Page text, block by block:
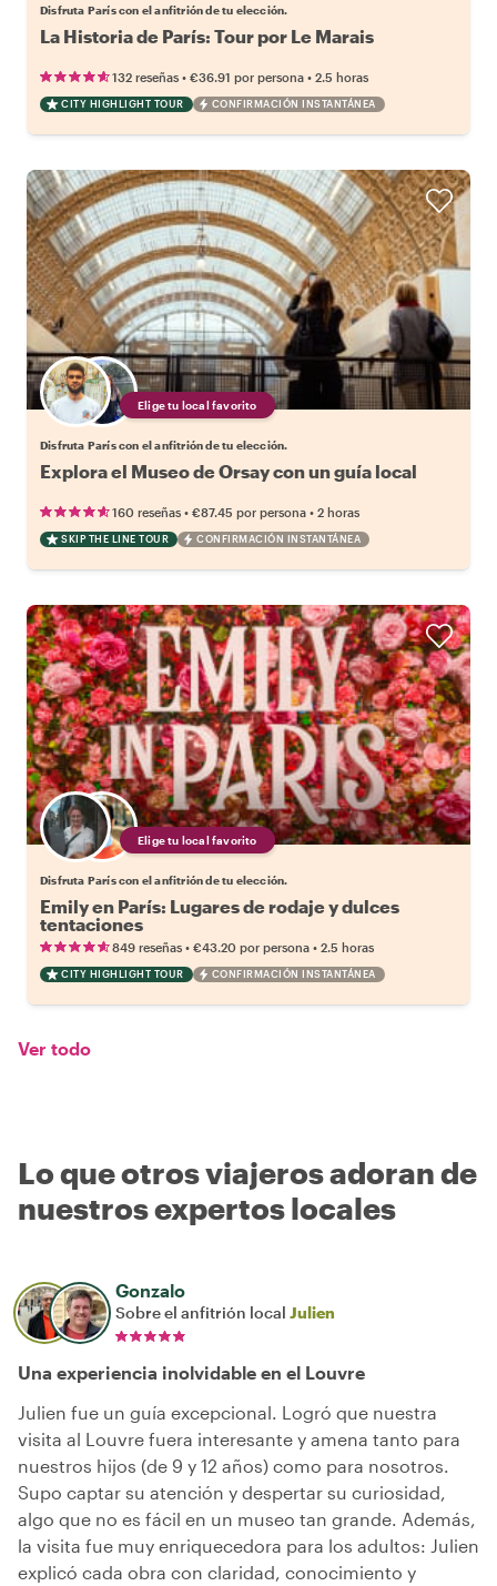
Disfruta París con el anfitrión de tu elección.
La Historia de París: Tour por Le Marais
132 reseñas • €36.91 por persona • 2.5 horas
CITY HIGHLIGHT TOUR CONFIRMACIÓN INSTANTÁNEA
Elige tu local favorito
Disfruta París con el anfitrión de tu elección.
Explora el Museo de Orsay con un guía local
160 reseñas • €87.45 por persona • 2 horas
SKIP THE LINE TOUR CONFIRMACIÓN INSTANTÁNEA
Elige tu local favorito
Disfruta París con el anfitrión de tu elección.
Emily en París: Lugares de rodaje y dulces
tentaciones
849 reseñas • €43.20 por persona • 2.5 horas
CITY HIGHLIGHT TOUR CONFIRMACIÓN INSTANTÁNEA
Ver todo
Lo que otros viajeros adoran de
nuestros expertos locales
Gonzalo
Sobre el anfitrión local Julien
Una experiencia inolvidable en el Louvre
Julien fue un guía excepcional. Logró que nuestra
visita al Louvre fuera interesante y amena tanto para
nuestros hijos (de 9 y 12 años) como para nosotros.
Supo captar su atención y despertar su curiosidad,
algo que no es fácil en un museo tan grande. Además,
la visita fue muy enriquecedora para los adultos: Julien
explicó cada obra con claridad, conocimiento y